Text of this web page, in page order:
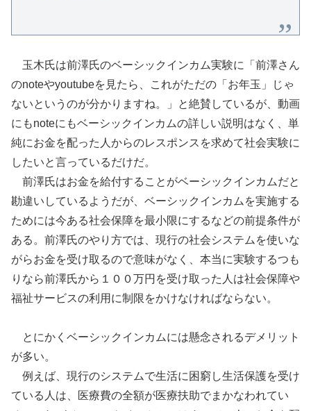
玉木氏は前澤氏のベーシックインカム実験に「前澤さん
のnoteやyoutubeを見たら、これがただの「お年玉」じゃ
ないというのが分かりますね。」と絶賛しているが、動画
にもnoteにもベーシックインカムの詳しい説明はなく、単
純にお金を配った人からのレスポンスを求めて社会実験に
したいと言っているだけだ。
前澤氏はお金を給付することがベーシックインカムだと
勘違いしているようだが、ベーシックインカムを実施する
ためには今ある社会保障を最小限にするなどの前提条件が
ある。前澤氏のやり方では、現行の社会システムを使いな
がらお金を受け取るので意味がなく、本当に実験するつも
りなら前澤氏から１００万円を受け取った人は社会保障や
福祉サービスの利用に制限をかけなければならない。
とにかくベーシックインカムには懸念されるデメリット
が多い。
例えば、現行のシステムで生活に困窮し生活保護を受け
ている人は、医療費の全額が医療扶助でまかなわれてい